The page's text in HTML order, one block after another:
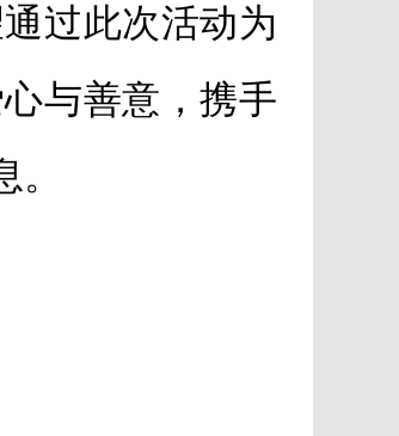
过此次活动为
与善意，携手